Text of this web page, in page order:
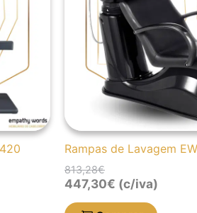
Rampas de Lavagem
813,28€
447,30€ (c/iva)